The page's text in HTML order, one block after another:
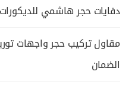
دفايات حجر هاشمي
الضمان